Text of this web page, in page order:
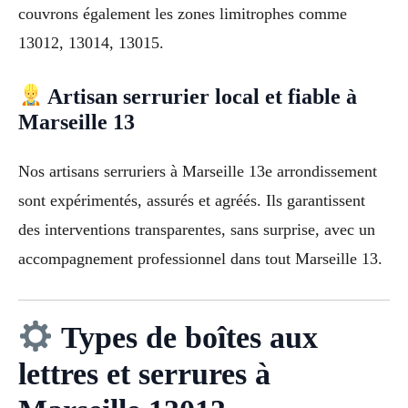
couvrons également les zones limitrophes comme
13012, 13014, 13015.
Artisan serrurier local et fiable à
Marseille 13
Nos artisans serruriers à Marseille 13e arrondissement
sont expérimentés, assurés et agréés. Ils garantissent
des interventions transparentes, sans surprise, avec un
accompagnement professionnel dans tout Marseille 13.
Types de boîtes aux
lettres et serrures à